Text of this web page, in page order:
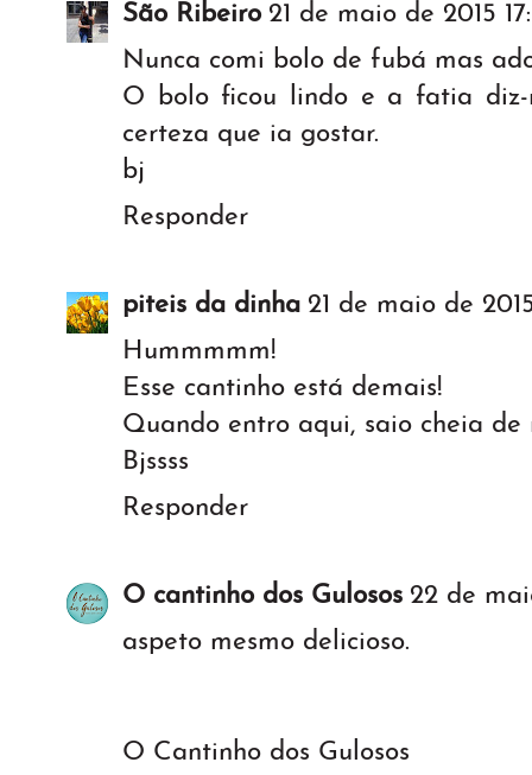
São Ribeiro 21 de maio de 2015
Nunca comi bolo de fubá mas
O bolo ficou lindo e a fatia diz-
certeza que ia gostar.
bj
Responder
piteis da dinha 21 de maio de
Hummmmm!
Esse cantinho está demais!
Quando entro aqui, saio cheia de
Bjssss
Responder
O cantinho dos Gulosos 22 de
aspeto mesmo delicioso.
O Cantinho dos Gulosos